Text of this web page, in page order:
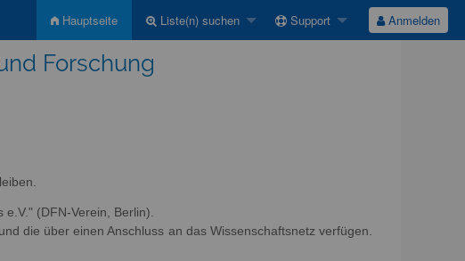
Hauptseite Liste(n) suchen Support Anmelden
Forschung
(DFN-Verein, Berlin).
die über einen Anschluss an das Wissenschaftsnetz verfügen.